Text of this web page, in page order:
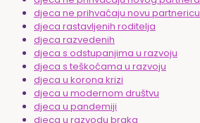
djeca ne prihvaćaju novu partnericu
djeca rastavljenih roditelja
djeca razvedenih
djeca s odstupanjima u razvoju
djeca s teškoćama u razvoju
djeca u korona krizi
djeca u modernom društvu
djeca u pandemiji
djeca u razvodu braka